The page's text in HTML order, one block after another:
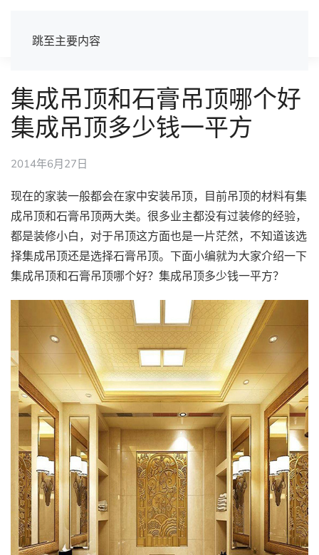
跳至主要内容
集成吊顶和石膏吊顶哪个好
集成吊顶多少钱一平方
2014年6月27日
现在的家装一般都会在家中安装吊顶，目前吊顶的材料有集
成吊顶和石膏吊顶两大类。很多业主都没有过装修的经验，
都是装修小白，对于吊顶这方面也是一片茫然，不知道该选
择集成吊顶还是选择石膏吊顶。下面小编就为大家介绍一下
集成吊顶和石膏吊顶哪个好？集成吊顶多少钱一平方？